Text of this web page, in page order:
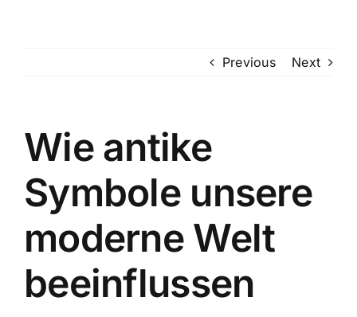
Previous Next
Wie antike
Symbole unsere
moderne Welt
beeinflussen